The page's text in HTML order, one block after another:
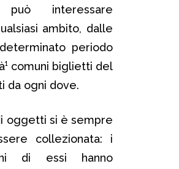
può interessare
ambito, dalle
periodo
comuni biglietti del
da ogni dove.
oggetti si è sempre
collezionata: i
di essi hanno